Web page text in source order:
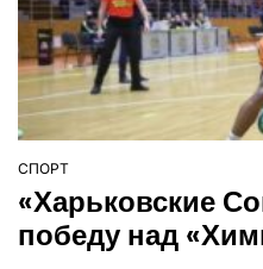
ОПУБЛІКУВАТИ
У
СПОРТ
«Харьковские
победу над